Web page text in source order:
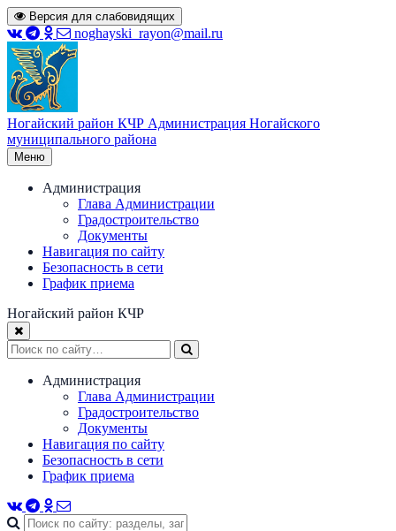
Перейти
к
содержимому
Версия для слабовидящих
noghayski_rayon@mail.ru
Ногайский район КЧР Администрация Ногайского
муниципального района
Меню
Администрация
Глава Администрации
Градостроительство
Документы
Навигация по сайту
Безопасность в сети
График приема
Ногайский район КЧР
Администрация
Глава Администрации
Градостроительство
Документы
Навигация по сайту
Безопасность в сети
График приема